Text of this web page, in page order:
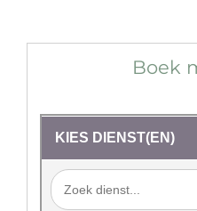
Boek